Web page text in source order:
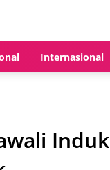
Internasional
Induk